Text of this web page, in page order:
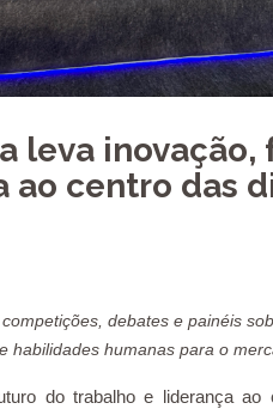
leva
centro das
debates e painéis
habilidades humanas para o
do trabalho e liderança